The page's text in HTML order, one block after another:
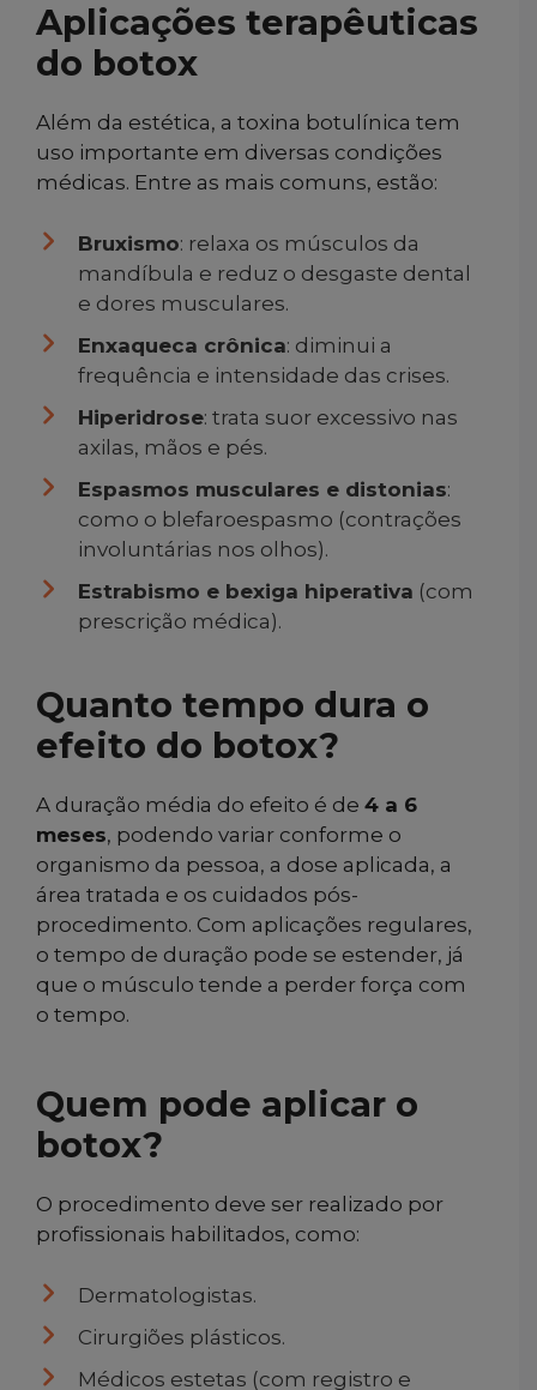
Aplicações terapêuticas
do botox
Além da estética, a toxina botulínica tem
uso importante em diversas condições
médicas. Entre as mais comuns, estão:
Bruxismo: relaxa os músculos da
mandíbula e reduz o desgaste dental
e dores musculares.
Enxaqueca crônica: diminui a
frequência e intensidade das crises.
Hiperidrose: trata suor excessivo nas
axilas, mãos e pés.
Espasmos musculares e distonias:
como o blefaroespasmo (contrações
involuntárias nos olhos).
Estrabismo e bexiga hiperativa (com
prescrição médica).
Quanto tempo dura o
efeito do botox?
A duração média do efeito é de 4 a 6
meses, podendo variar conforme o
organismo da pessoa, a dose aplicada, a
área tratada e os cuidados pós-
procedimento. Com aplicações regulares,
o tempo de duração pode se estender, já
que o músculo tende a perder força com
o tempo.
Quem pode aplicar o
botox?
O procedimento deve ser realizado por
profissionais habilitados, como:
Dermatologistas.
Cirurgiões plásticos.
Médicos estetas (com registro e